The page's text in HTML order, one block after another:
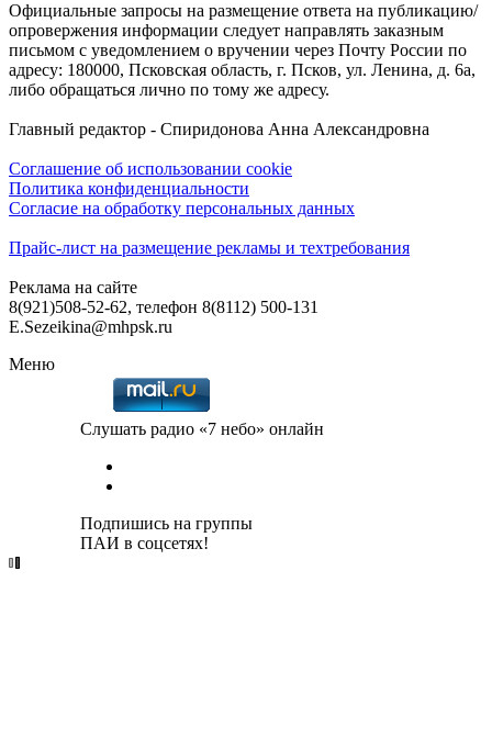
Официальные запросы на размещение ответа на публикацию/
опровержения информации следует направлять заказным
письмом с уведомлением о вручении через Почту России по
адресу: 180000, Псковская область, г. Псков, ул. Ленина, д. 6а,
либо обращаться лично по тому же адресу.
Главный редактор - Спиридонова Анна Александровна
Соглашение об использовании cookie
Политика конфиденциальности
Согласие на обработку персональных данных
Прайс-лист на размещение рекламы и техтребования
Реклама на сайте
8(921)508-52-62, телефон 8(8112) 500-131
E.Sezeikina@mhpsk.ru
Меню
Слушать радио «7 небо» онлайн
Подпишись на группы
ПАИ в соцсетях!